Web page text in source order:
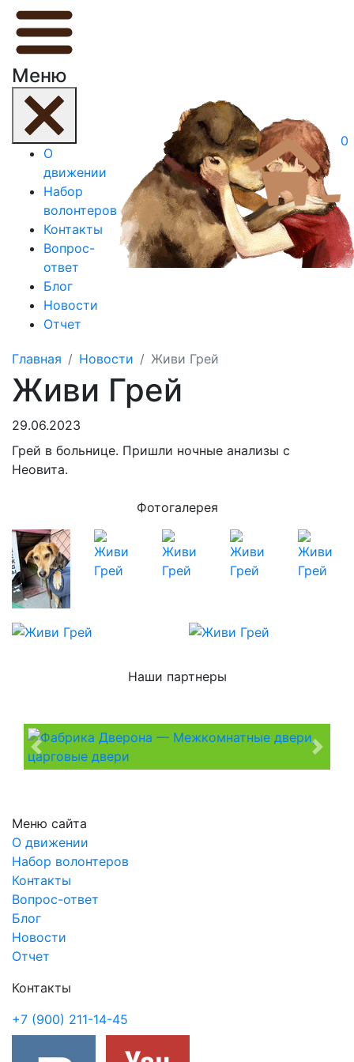
Меню
О
движении
Набор
волонтеров
Контакты
Вопрос-
ответ
Блог
Новости
Отчет
0
Главная Новости Живи Грей
Живи Грей
29.06.2023
Грей в больнице. Пришли ночные анализы с
Неовита.
Фотогалерея
Наши партнеры
Previous Next
Меню сайта
О движении
Набор волонтеров
Контакты
Вопрос-ответ
Блог
Новости
Отчет
Контакты
+7 (900) 211-14-45